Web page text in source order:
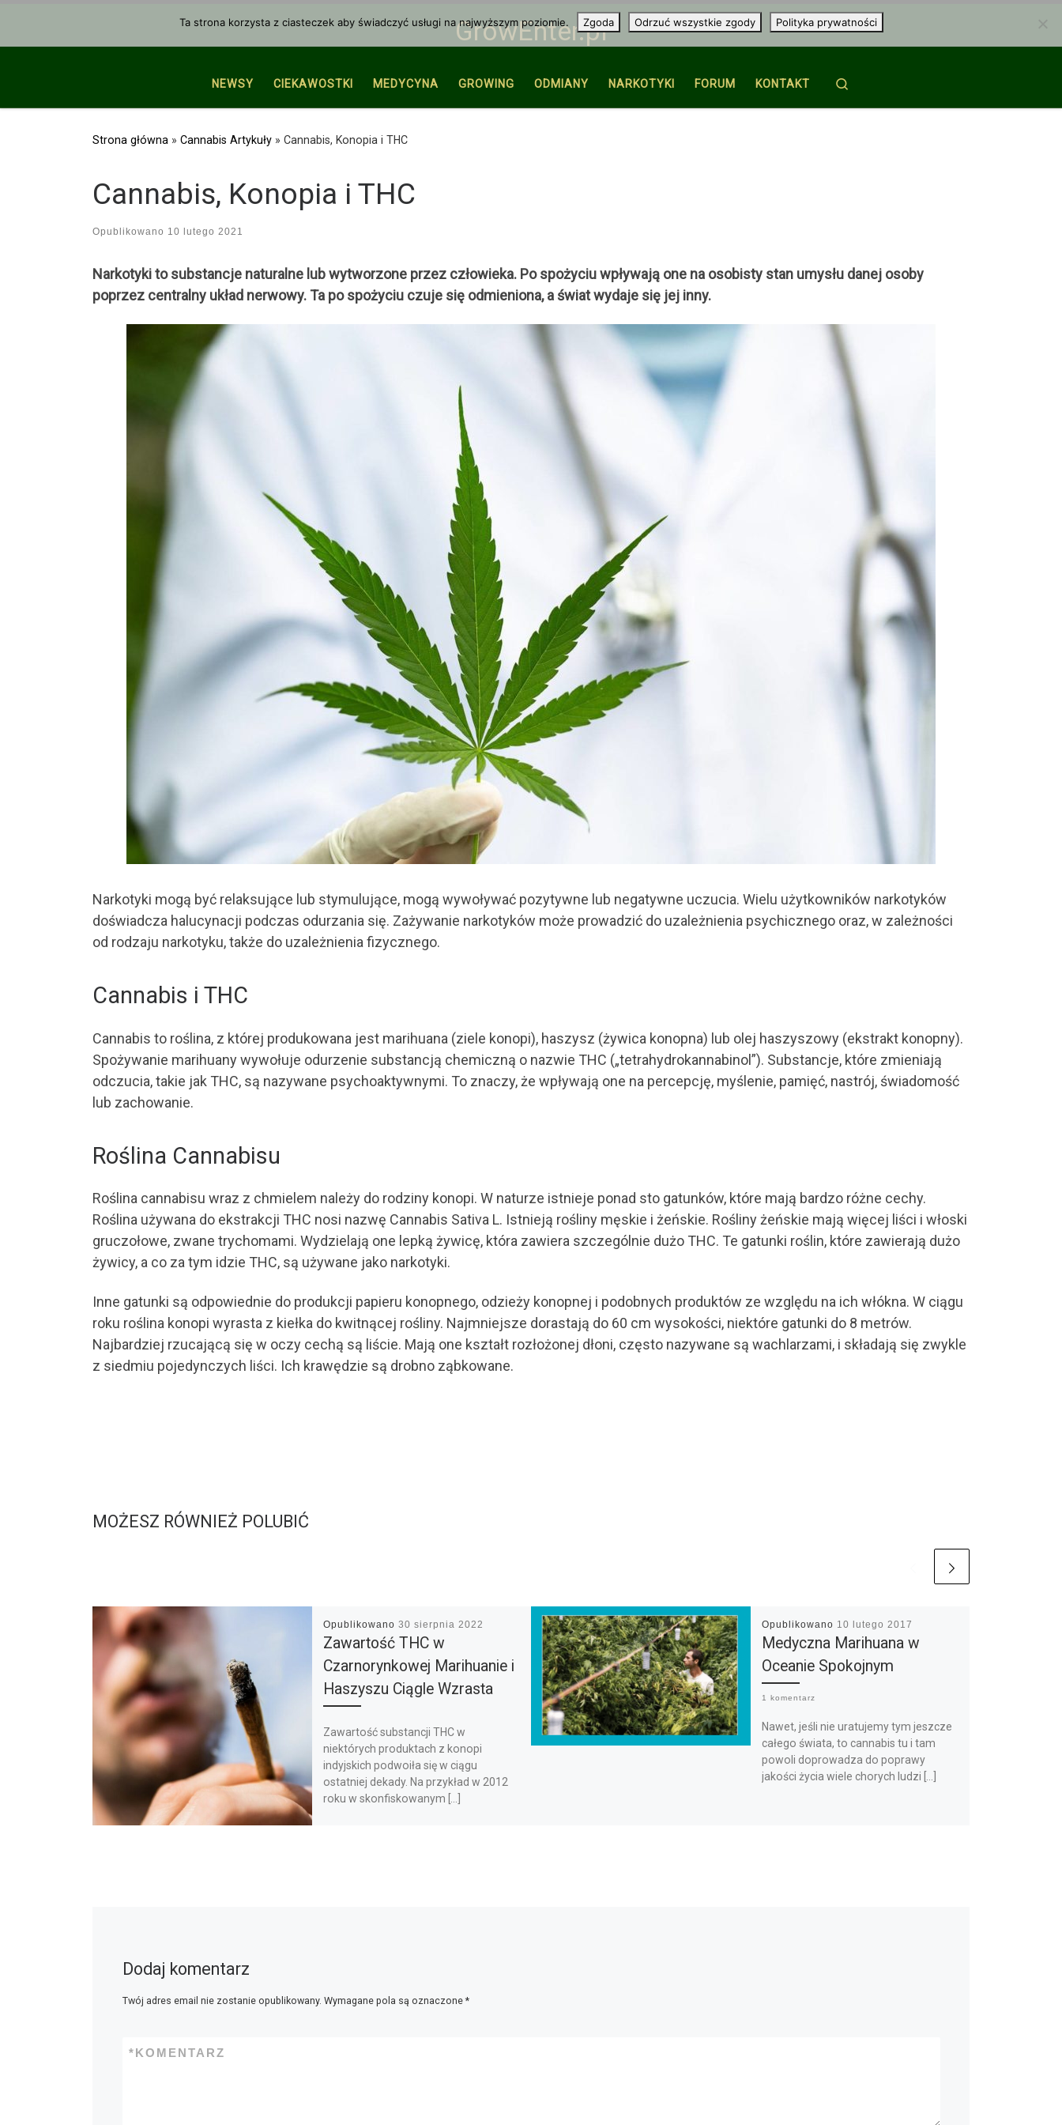
GrowEnter.pl
NEWSY CIEKAWOSTKI MEDYCYNA GROWING ODMIANY NARKOTYKI FORUM KONTAKT
Strona główna » Cannabis Artykuły » Cannabis, Konopia i THC
Cannabis, Konopia i THC
Opublikowano 10 lutego 2021
Narkotyki to substancje naturalne lub wytworzone przez człowieka. Po spożyciu wpływają one na osobisty stan umysłu danej osoby
poprzez centralny układ nerwowy. Ta po spożyciu czuje się odmieniona, a świat wydaje się jej inny.
Narkotyki mogą być relaksujące lub stymulujące, mogą wywoływać pozytywne lub negatywne uczucia. Wielu użytkowników narkotyków
doświadcza halucynacji podczas odurzania się. Zażywanie narkotyków może prowadzić do uzależnienia psychicznego oraz, w zależności
od rodzaju narkotyku, także do uzależnienia fizycznego.
Cannabis i THC
Cannabis to roślina, z której produkowana jest marihuana (ziele konopi), haszysz (żywica konopna) lub olej haszyszowy (ekstrakt konopny).
Spożywanie marihuany wywołuje odurzenie substancją chemiczną o nazwie THC („tetrahydrokannabinol”). Substancje, które zmieniają
odczucia, takie jak THC, są nazywane psychoaktywnymi. To znaczy, że wpływają one na percepcję, myślenie, pamięć, nastrój, świadomość
lub zachowanie.
Roślina Cannabisu
Roślina cannabisu wraz z chmielem należy do rodziny konopi. W naturze istnieje ponad sto gatunków, które mają bardzo różne cechy.
Roślina używana do ekstrakcji THC nosi nazwę Cannabis Sativa L. Istnieją rośliny męskie i żeńskie. Rośliny żeńskie mają więcej liści i włoski
gruczołowe, zwane trychomami. Wydzielają one lepką żywicę, która zawiera szczególnie dużo THC. Te gatunki roślin, które zawierają dużo
żywicy, a co za tym idzie THC, są używane jako narkotyki.
Inne gatunki są odpowiednie do produkcji papieru konopnego, odzieży konopnej i podobnych produktów ze względu na ich włókna. W ciągu
roku roślina konopi wyrasta z kiełka do kwitnącej rośliny. Najmniejsze dorastają do 60 cm wysokości, niektóre gatunki do 8 metrów.
Najbardziej rzucającą się w oczy cechą są liście. Mają one kształt rozłożonej dłoni, często nazywane są wachlarzami, i składają się zwykle
z siedmiu pojedynczych liści. Ich krawędzie są drobno ząbkowane.
MOŻESZ RÓWNIEŻ POLUBIĆ
Opublikowano 30 sierpnia 2022
Zawartość THC w
Czarnorynkowej Marihuanie i
Haszyszu Ciągle Wzrasta
Zawartość substancji THC w
niektórych produktach z konopi
indyjskich podwoiła się w ciągu
ostatniej dekady. Na przykład w 2012
roku w skonfiskowanym […]
Opublikowano 10 lutego 2017
Medyczna Marihuana w
Oceanie Spokojnym
1 komentarz
Nawet, jeśli nie uratujemy tym jeszcze
całego świata, to cannabis tu i tam
powoli doprowadza do poprawy
jakości życia wiele chorych ludzi […]
Dodaj komentarz
Twój adres email nie zostanie opublikowany. Wymagane pola są oznaczone *
KOMENTARZ
*
Ta strona korzysta z ciasteczek aby świadczyć usługi na najwyższym poziomie. Zgoda Odrzuć wszystkie zgody Polityka prywatności